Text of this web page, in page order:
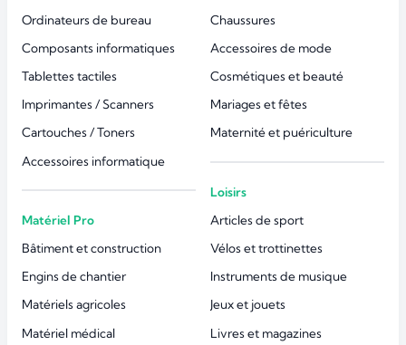
Ordinateurs de bureau
Composants informatiques
Tablettes tactiles
Imprimantes / Scanners
Cartouches / Toners
Accessoires informatique
Matériel Pro
Bâtiment et construction
Engins de chantier
Matériels agricoles
Matériel médical
Chaussures
Accessoires de mode
Cosmétiques et beauté
Mariages et fêtes
Maternité et puériculture
Loisirs
Articles de sport
Vélos et trottinettes
Instruments de musique
Jeux et jouets
Livres et magazines